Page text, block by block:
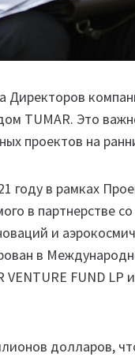
TUMAR. Это
проектов на
году в рамках
в партнерстве
и
в
FUND LP
долларов,